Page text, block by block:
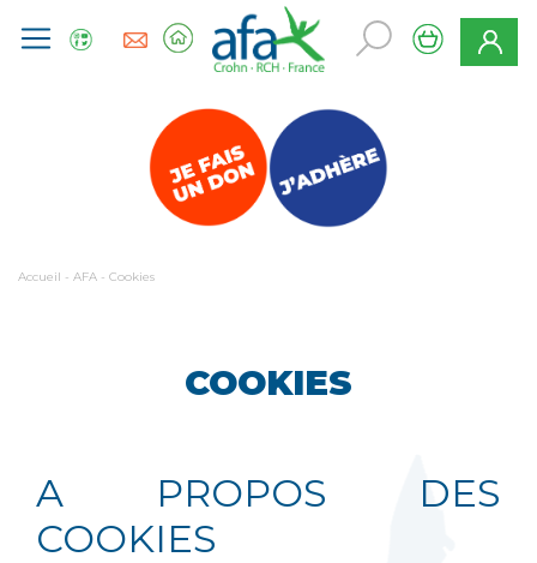
Accueil - AFA - Cookies
COOKIES
A PROPOS DES
COOKIES